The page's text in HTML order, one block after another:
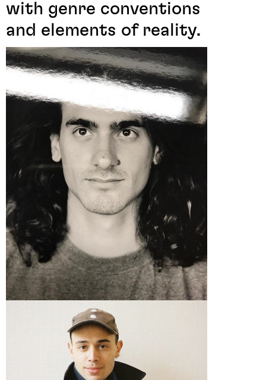
with genre conventions
and elements of reality.